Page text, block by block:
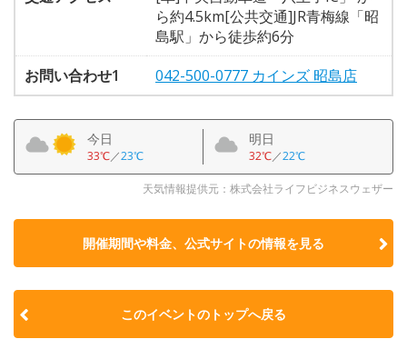
ら約4.5km[公共交通]JR青梅線「昭
島駅」から徒歩約6分
お問い合わせ1
042-500-0777 カインズ 昭島店
今日
33℃／23℃
明日
32℃／22℃
天気情報提供元：株式会社ライフビジネスウェザー
開催期間や料金、公式サイトの情報を見る
このイベントのトップへ戻る